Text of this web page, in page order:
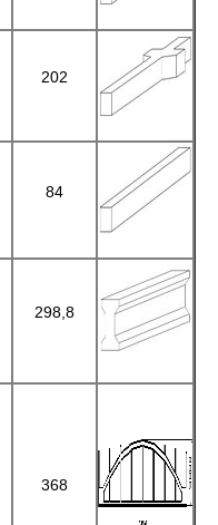
202
84
298,8
368